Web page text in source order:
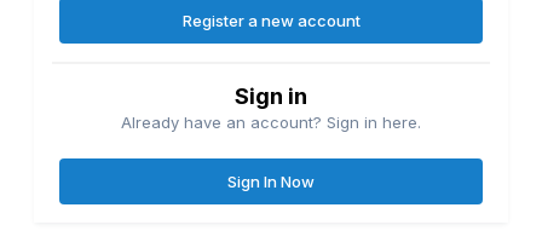
Register a new account
Sign in
Already have an account? Sign in here.
Sign In Now